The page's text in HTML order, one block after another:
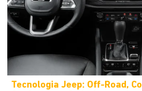
Tecnologia Jeep: Off-Road,